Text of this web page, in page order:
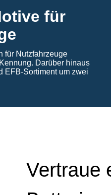
für
für Nutzfahrzeuge
Darüber hinaus
EFB-Sortiment um zwei
Vertraue